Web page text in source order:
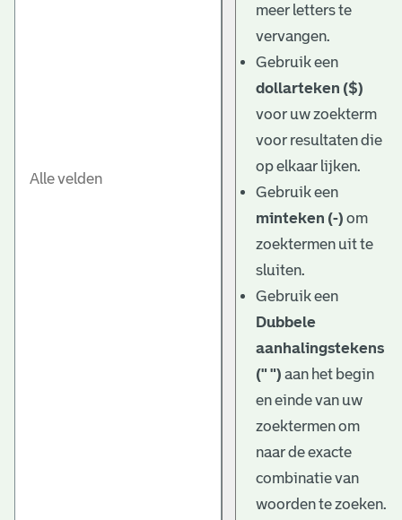
meer letters te
vervangen.
Gebruik een
dollarteken ($)
voor uw zoekterm
voor resultaten die
op elkaar lijken.
Gebruik een
minteken (-) om
zoektermen uit te
sluiten.
Gebruik een
Dubbele
aanhalingstekens
(" ") aan het begin
en einde van uw
zoektermen om
naar de exacte
combinatie van
woorden te zoeken.